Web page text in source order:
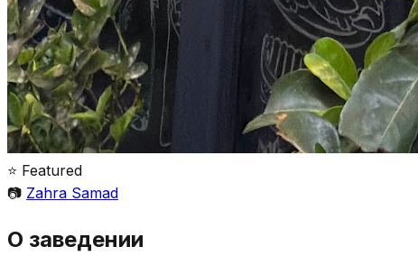
⭐ Featured
📷 Zahra Samad
О заведении